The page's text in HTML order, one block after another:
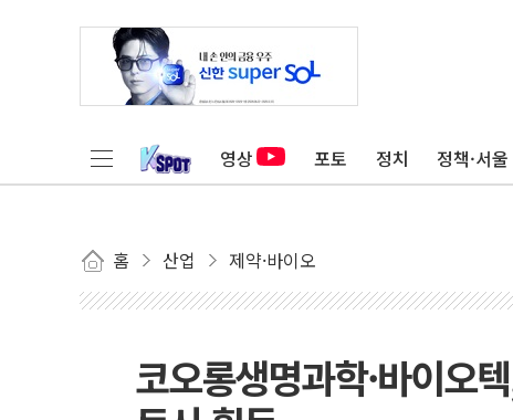
영상 포토 정치 정책·서울
홈 산업 제약·바이오
코오롱생명과학·바이오